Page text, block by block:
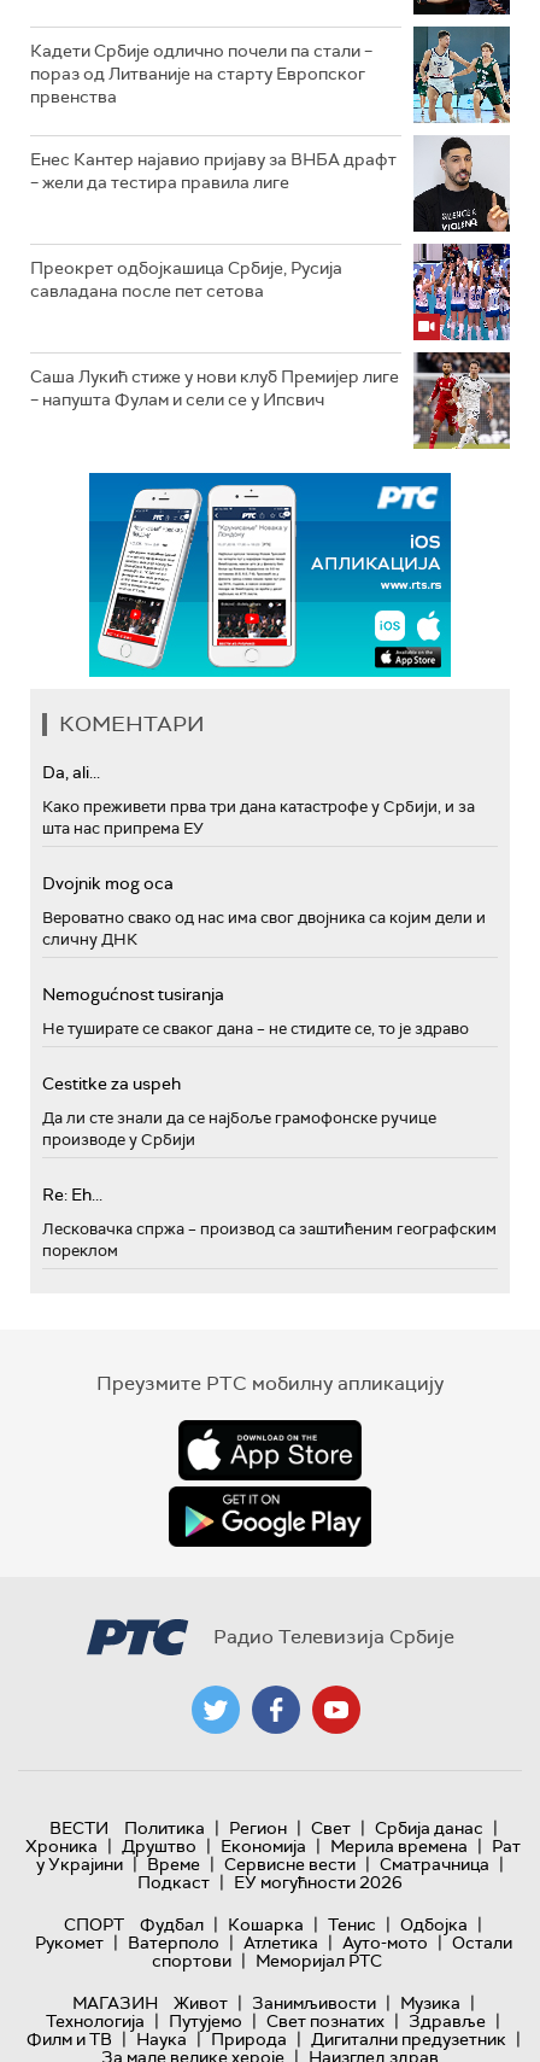
Кадети Србије одлично почели па стали –
пораз од Литваније на старту Европског
првенства
Енес Кантер најавио пријаву за ВНБА драфт
– жели да тестира правила лиге
Преокрет одбојкашица Србије, Русија
савладана после пет сетова
Саша Лукић стиже у нови клуб Премијер лиге
– напушта Фулам и сели се у Ипсвич
КОМЕНТАРИ
Da, ali...
Како преживети прва три дана катастрофе у Србији, и за
шта нас припрема ЕУ
Dvojnik mog oca
Вероватно свако од нас има свог двојника са којим дели и
сличну ДНК
Nemogućnost tusiranja
Не туширате се сваког дана – не стидите се, то је здраво
Cestitke za uspeh
Да ли сте знали да се најбоље грамофонске ручице
производе у Србији
Re: Eh...
Лесковачка спржа – производ са заштићеним географским
пореклом
Преузмите РТС мобилну апликацију
Радио Телевизија Србије
ВЕСТИ Политика | Регион | Свет | Србија данас |
Хроника | Друштво | Економија | Мерила времена | Рат
у Украјини | Време | Сервисне вести | Сматрачница |
Подкаст | ЕУ могућности 2026
СПОРТ
Фудбал | Кошарка | Тенис | Одбојка |
Рукомет | Ватерполо | Атлетика | Ауто-мото | Остали
спортови | Меморијал РТС
МАГАЗИН
Живот | Занимљивости | Музика |
Технологијa | Путујемо | Свет познатих | Здравље |
Филм и ТВ | Наука | Природа | Дигитални предузетник |
За мале велике хероје | Наизглед здрав